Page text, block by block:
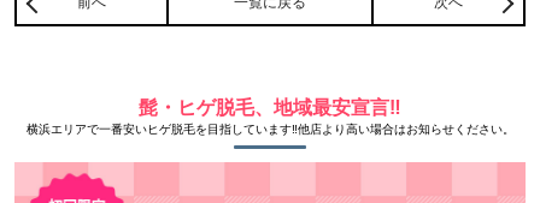
髭・ヒゲ脱毛、地域最安宣言‼
横浜エリアで一番安いヒゲ脱毛を目指しています‼他店より高い場合はお知らせください。